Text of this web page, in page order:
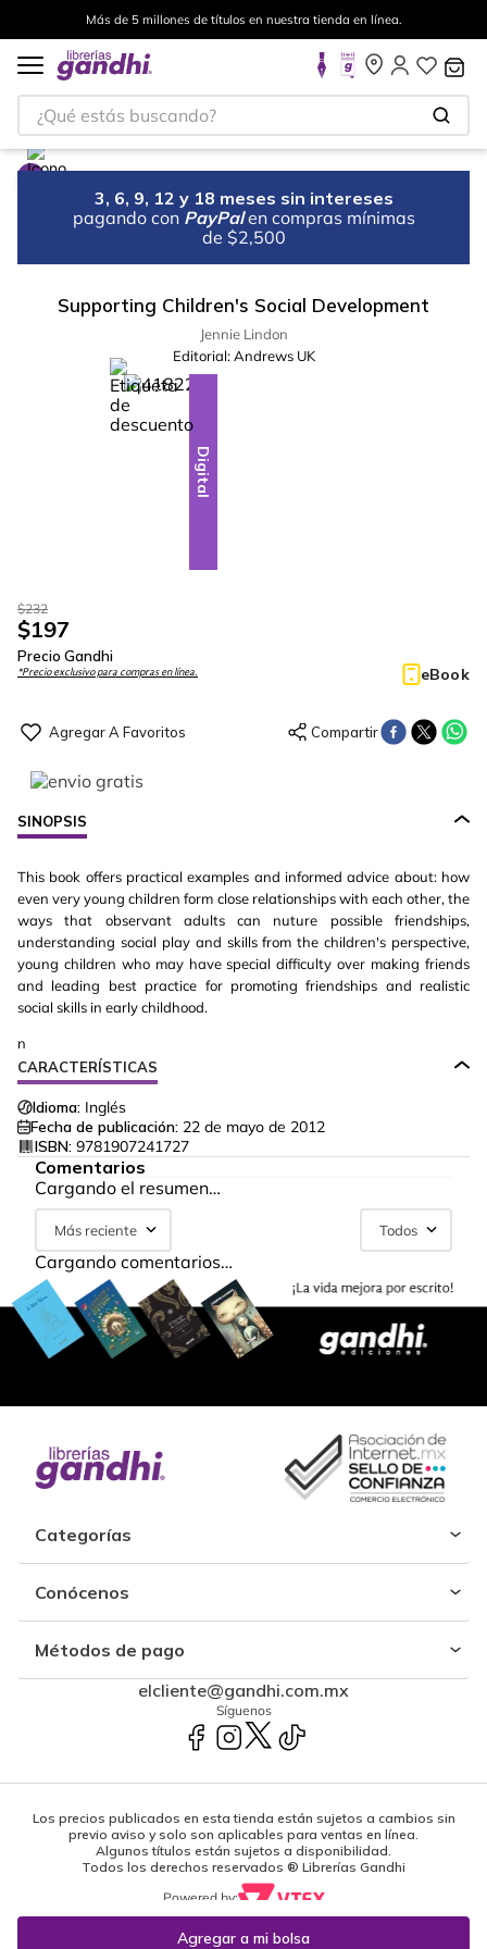
Más de 5 millones de títulos en nuestra tienda en línea.
¿Qué estás buscando?
3, 6, 9, 12 y 18 meses sin intereses
pagando con PayPal en compras mínimas
de $2,500
Supporting Children's Social Development
Jennie Lindon
Editorial: Andrews UK
-15%
Digital
$232
$197
Precio Gandhi
*Precio exclusivo para compras en línea. eBook
SINOPSIS
This book offers practical examples and informed advice about: how
even very young children form close relationships with each other, the
ways that observant adults can nuture possible friendships,
understanding social play and skills from the children's perspective,
young children who may have special difficulty over making friends
and leading best practice for promoting friendships and realistic
social skills in early childhood.
n
CARACTERÍSTICAS
Idioma: Inglés
Fecha de publicación: 22 de mayo de 2012
ISBN: 9781907241727
Comentarios
Cargando el resumen…
Más reciente Todos
Cargando comentarios…
Categorías
Conócenos
Métodos de pago
elcliente@gandhi.com.mx
Síguenos
Los precios publicados en esta tienda están sujetos a cambios sin
previo aviso y solo son aplicables para ventas en línea.
Algunos títulos están sujetos a disponibilidad.
Todos los derechos reservados ® Librerías Gandhi
Powered by: